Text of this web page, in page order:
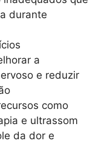
durante
a
e reduzir
como
e ultrassom
da dor e